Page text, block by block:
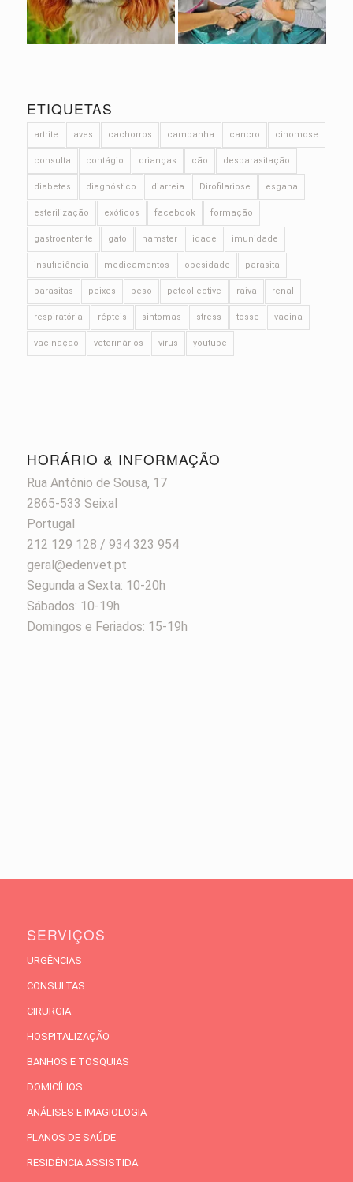
ETIQUETAS
artrite aves cachorros campanha cancro cinomose
consulta contágio crianças cão desparasitação
diabetes diagnóstico diarreia Dirofilariose esgana
esterilização exóticos facebook formação
gastroenterite gato hamster idade imunidade
insuficiência medicamentos obesidade parasita
parasitas peixes peso petcollective raiva renal
respiratória répteis sintomas stress tosse vacina
vacinação veterinários vírus youtube
HORÁRIO & INFORMAÇÃO
Rua António de Sousa, 17
2865-533 Seixal
Portugal
212 129 128 / 934 323 954
geral@edenvet.pt
Segunda a Sexta: 10-20h
Sábados: 10-19h
Domingos e Feriados: 15-19h
SERVIÇOS
URGÊNCIAS
CONSULTAS
CIRURGIA
HOSPITALIZAÇÃO
BANHOS E TOSQUIAS
DOMICÍLIOS
ANÁLISES E IMAGIOLOGIA
PLANOS DE SAÚDE
RESIDÊNCIA ASSISTIDA